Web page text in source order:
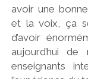
avoir une
et la voix, ça
d’avoir
aujourd’hui
enseignants